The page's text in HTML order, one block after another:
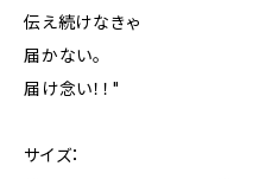
伝え続けなきゃ
届かない。
届け念い！！"
サイズ：